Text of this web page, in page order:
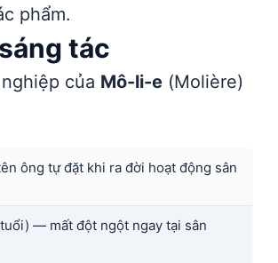
phẩm.
tác
của Mô-li-e (Molière)
ông tự đặt khi ra đời hoạt động sân
— mất đột ngột ngay tại sân